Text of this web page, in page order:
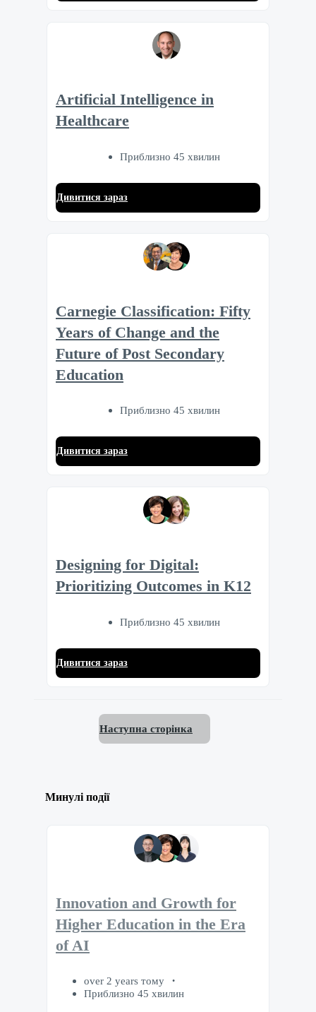
Artificial Intelligence in
Healthcare
Приблизно 45 хвилин
Дивитися зараз
Carnegie Classification: Fifty
Years of Change and the
Future of Post Secondary
Education
Приблизно 45 хвилин
Дивитися зараз
Designing for Digital:
Prioritizing Outcomes in K12
Приблизно 45 хвилин
Дивитися зараз
Наступна сторінка
Минулі події
Innovation and Growth for
Higher Education in the Era
of AI
over 2 years тому
Приблизно 45 хвилин